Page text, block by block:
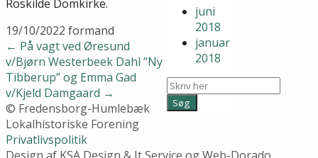
juni
2018
januar
2018
Roskilde Domkirke.
19/10/2022 formand
← På vagt ved Øresund
v/Bjørn Westerbeek Dahl ”Ny
Tibberup” og Emma Gad
v/Kjeld Damgaard →
© Fredensborg-Humlebæk
Lokalhistoriske Forening
Privatlivspolitik